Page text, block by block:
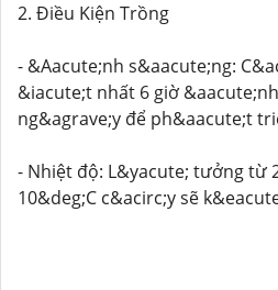
2. Điều Kiện Trồng
- &Aacute;nh s&aacute;ng:
&iacute;t nhất 6 giờ
ng&agrave;y để ph&aacute;t
- Nhiệt độ: L&yacute; tưởng từ
10&deg;C c&acirc;y sẽ